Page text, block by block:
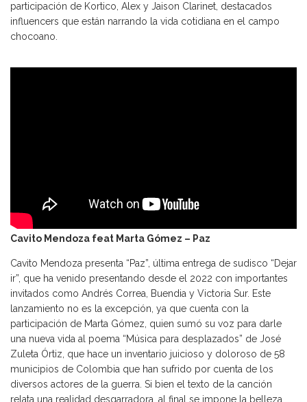
participación de Kortico, Alex y Jaison Clarinet, destacados
influencers que están narrando la vida cotidiana en el campo
chocoano.
Cavito Mendoza feat Marta Gómez – Paz
Cavito Mendoza presenta “Paz”, última entrega de sudisco “Dejar
ir”, que ha venido presentando desde el 2022 con importantes
invitados como Andrés Correa, Buendia y Victoria Sur. Este
lanzamiento no es la excepción, ya que cuenta con la
participación de Marta Gómez, quien sumó su voz para darle
una nueva vida al poema “Música para desplazados” de José
Zuleta Órtiz, que hace un inventario juicioso y doloroso de 58
municipios de Colombia que han sufrido por cuenta de los
diversos actores de la guerra. Si bien el texto de la canción
relata una realidad desgarradora, al final se impone la belleza.